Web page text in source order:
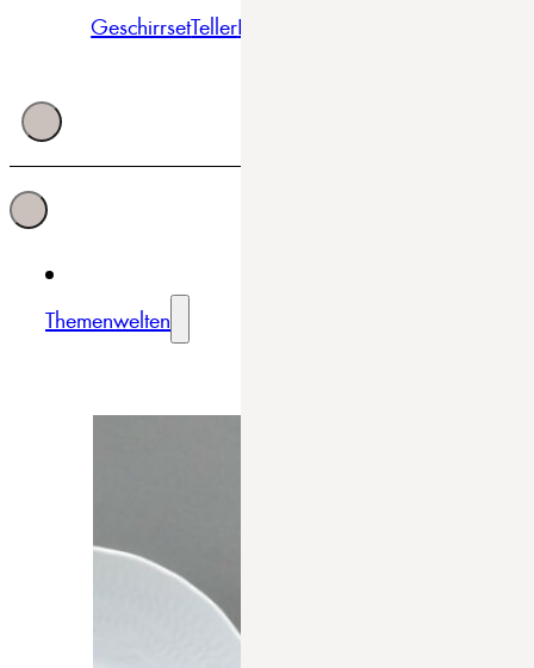
GeschirrsetTellerBowls & Schüsseln
Themenwelten